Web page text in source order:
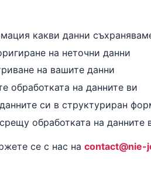
какви данни
на неточни данни
на вашите данни
обработката на данните ви
си в структуриран
обработката на данните
се с нас на contact@nie-